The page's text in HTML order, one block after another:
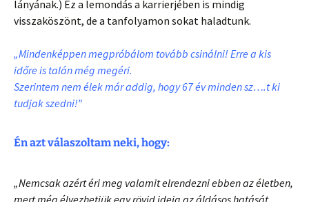
lányának.) Ez a lemondás a karrierjében is mindig
visszaköszönt, de a tanfolyamon sokat haladtunk.
„Mindenképpen megpróbálom tovább csinálni! Erre a kis
időre is talán még megéri.
Szerintem nem élek már addig, hogy 67 év minden sz….t ki
tudjak szedni!”
Én azt válaszoltam neki, hogy:
„Nemcsak azért éri meg valamit elrendezni ebben az életben,